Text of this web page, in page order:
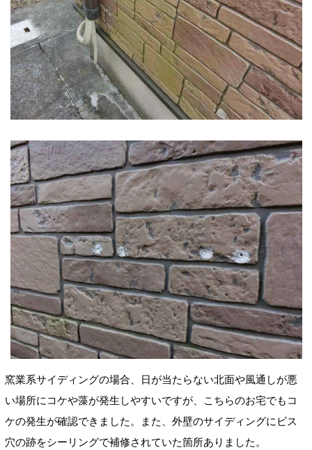
窯業系サイディングの場合、日が当たらない北面や風通しが悪
い場所にコケや藻が発生しやすいですが、こちらのお宅でもコ
ケの発生が確認できました。また、外壁のサイディングにビス
穴の跡をシーリングで補修されていた箇所ありました。